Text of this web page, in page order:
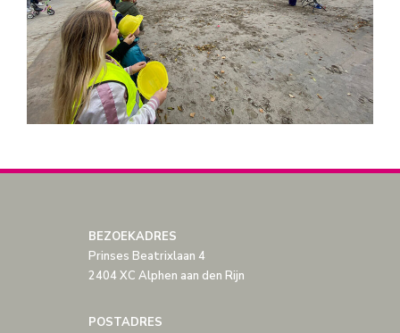
BEZOEKADRES
Prinses Beatrixlaan 4
2404 XC Alphen aan den Rijn
POSTADRES